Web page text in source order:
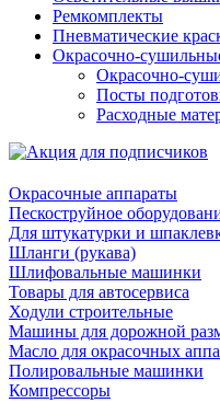
Ремкомплекты
Пневматические
Окрасочно-
Окрасочно-
Посты
Расходные
Окрасочные аппараты
Пескоструйное
Для штукатурки и
Шланги (рукава)
Шлифовальные машинки
Товары для автосервиса
Ходули строительные
Машины для дорожной
Масло для окрасочных
Полировальные машинки
Компрессоры